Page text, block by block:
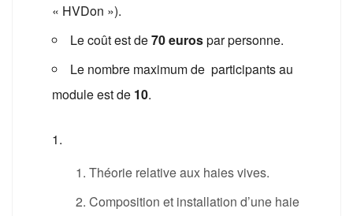
« HVDon »).
Le coût est de70 eurospar personne.
Le nombre maximum de participants au
module est de 10.
Théorie relative aux haies vives.
Composition et installation d’une haie